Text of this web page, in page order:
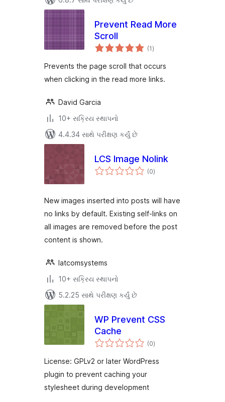
Prevent Read More
Scroll
(1કુલ
રેટિંગ્સ
)
Prevents the page scroll that occurs
when clicking in the read more links.
David Garcia
10+ સક્રિય સ્થાપનો
4.4.34 સાથે પરીક્ષણ કર્યું છે
LCS Image Nolink
(0કુલ
રેટિંગ્સ
)
New images inserted into posts will have
no links by default. Existing self-links on
all images are removed before the post
content is shown.
latcomsystems
10+ સક્રિય સ્થાપનો
5.2.25 સાથે પરીક્ષણ કર્યું છે
WP Prevent CSS
Cache
(0કુલ
રેટિંગ્સ
)
License: GPLv2 or later WordPress
plugin to prevent caching your
stylesheet during development